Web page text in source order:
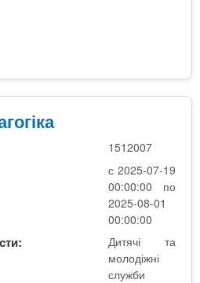
1512007
с 2025-07-19
00:00:00 по
2025-08-01
00:00:00
Дитячі та
молодіжні
служби